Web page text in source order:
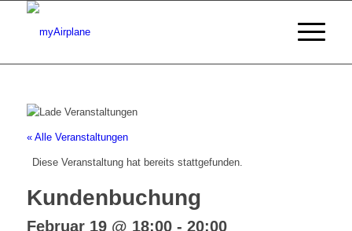
« Alle Veranstaltungen
Diese Veranstaltung hat bereits stattgefunden.
Kundenbuchung
Februar 19 @ 18:00- 20:00